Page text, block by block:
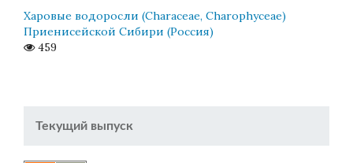
Харовые водоросли (Characeae, Charophyceae)
Приенисейской Сибири (Россия)
459
Текущий выпуск